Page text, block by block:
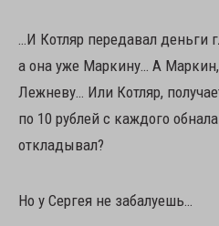
…И Котляр передавал деньги
а она уже Маркину… А
Лежневу… Или Котляр,
по 10 рублей с каждого
откладывал?
Но у Сергея не забалуешь…